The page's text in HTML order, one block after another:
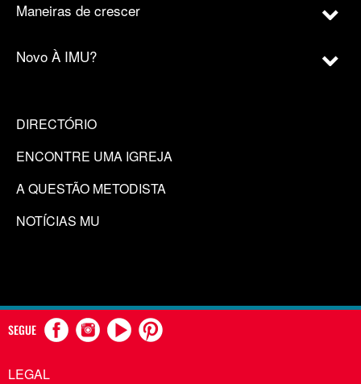
Maneiras de crescer
Novo À IMU?
DIRECTÓRIO
ENCONTRE UMA IGREJA
A QUESTÃO METODISTA
NOTÍCIAS MU
SEGUE
LEGAL